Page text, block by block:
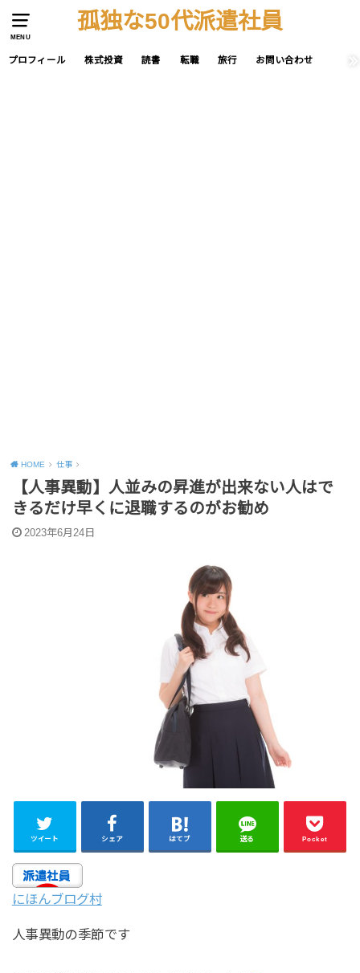
MENU
孤独な50代派遣社員
プロフィール 株式投資 読書 転職 旅行 お問い合わせ
HOME 仕事
【人事異動】人並みの昇進が出来ない人はで
きるだけ早くに退職するのがお勧め
2023年6月24日
ツイート シェア はてブ 送る Pocket
にほんブログ村
人事異動の季節です